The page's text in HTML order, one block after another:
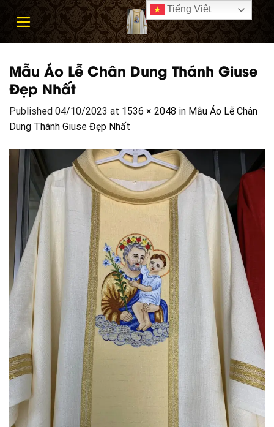
Mẫu Áo Lễ Chân Dung Thánh Giuse
Đẹp Nhất
Published 04/10/2023 at 1536 × 2048 in Mẫu Áo Lễ Chân
Dung Thánh Giuse Đẹp Nhất
Tiếng Việt